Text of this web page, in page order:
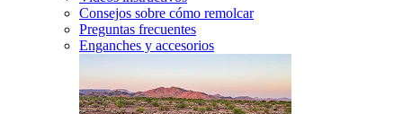
Consejos sobre cómo remolcar
Preguntas frecuentes
Enganches y accesorios